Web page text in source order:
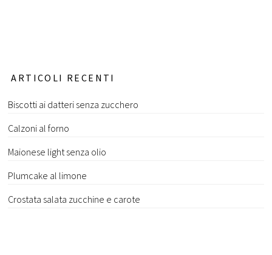
ARTICOLI RECENTI
Biscotti ai datteri senza zucchero
Calzoni al forno
Maionese light senza olio
Plumcake al limone
Crostata salata zucchine e carote